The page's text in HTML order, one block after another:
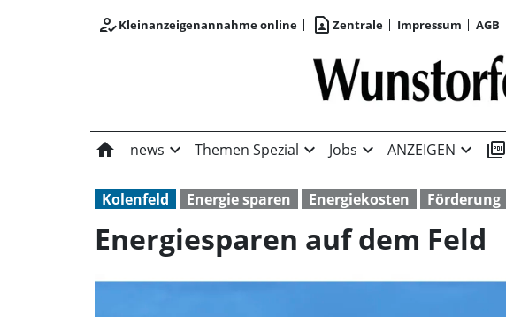
how_to_regKleinanzeigenannahme online contact_page Zentrale Impressum AGB
home news expand_more Themen Spezial expand_more Jobs expand_more ANZEIGEN expand_more picture_as_pdf
Kolenfeld Energie sparen Energiekosten Förderung
Energiesparen auf dem Feld